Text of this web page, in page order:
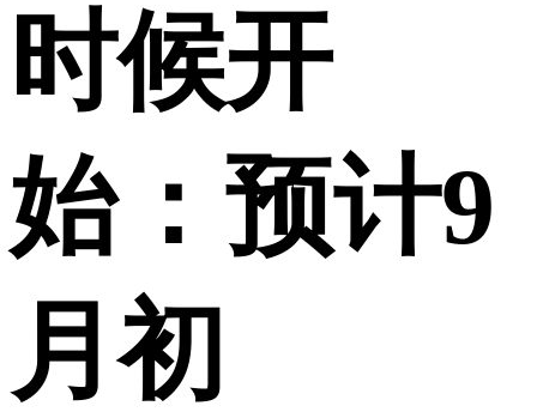
时候开
始：预计9
月初